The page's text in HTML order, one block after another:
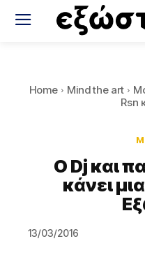
Home Mind the art
Rsn
O Dj και
κάνει
13/03/2016